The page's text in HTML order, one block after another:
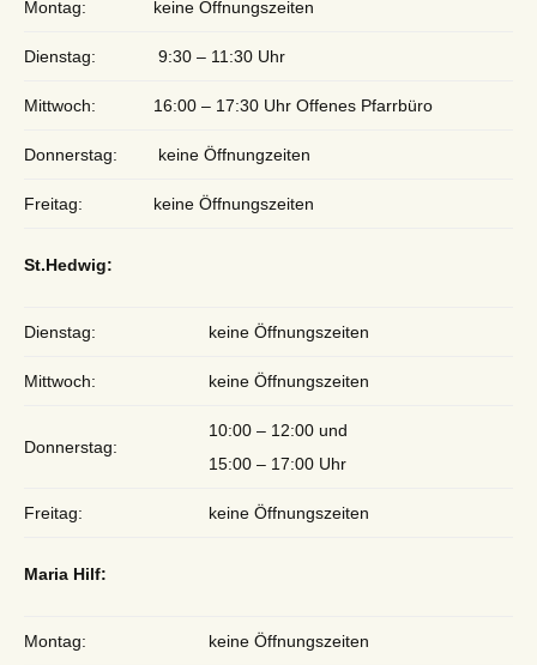
Montag: keine Öffnungszeiten
Dienstag: 9:30 – 11:30 Uhr
Mittwoch: 16:00 – 17:30 Uhr Offenes Pfarrbüro
Donnerstag: keine Öffnungzeiten
Freitag: keine Öffnungszeiten
St.Hedwig:
Dienstag: keine Öffnungszeiten
Mittwoch: keine Öffnungszeiten
Donnerstag:
10:00 – 12:00 und
15:00 – 17:00 Uhr
Freitag: keine Öffnungszeiten
Maria Hilf:
Montag: keine Öffnungszeiten